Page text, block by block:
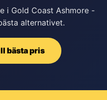
i Gold Coast Ashmore -
alternativet.
bästa pris